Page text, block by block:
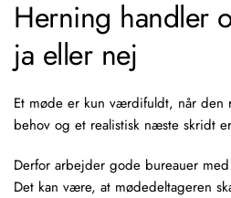
Herning handler
ja eller nej
Et møde er kun værdifuldt, når den
behov og et realistisk næste skridt
Derfor arbejder gode bureauer
Det kan være, at mødedeltageren